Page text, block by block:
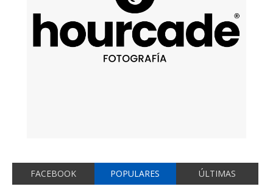
FACEBOOK POPULARES ÚLTIMAS